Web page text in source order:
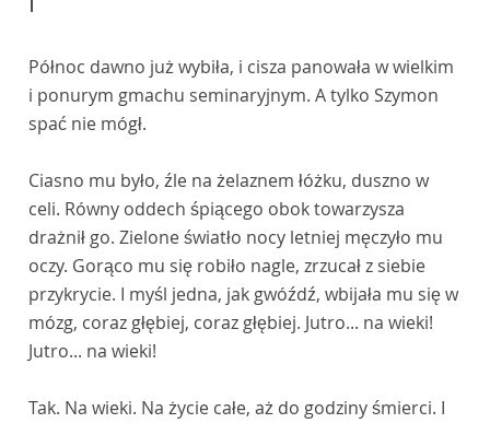
Północ dawno już wybiła, i cisza panowała w wielkim
i ponurym gmachu seminaryjnym. A tylko Szymon
spać nie mógł.
Ciasno mu było, źle na żelaznem łóżku, duszno w
celi. Równy oddech śpiącego obok towarzysza
drażnił go. Zielone światło nocy letniej męczyło mu
oczy. Gorąco mu się robiło nagle, zrzucał z siebie
przykrycie. I myśl jedna, jak gwóźdź, wbijała mu się w
mózg, coraz głębiej, coraz głębiej. Jutro... na wieki!
Jutro... na wieki!
Tak. Na wieki. Na życie całe, aż do godziny śmierci. I